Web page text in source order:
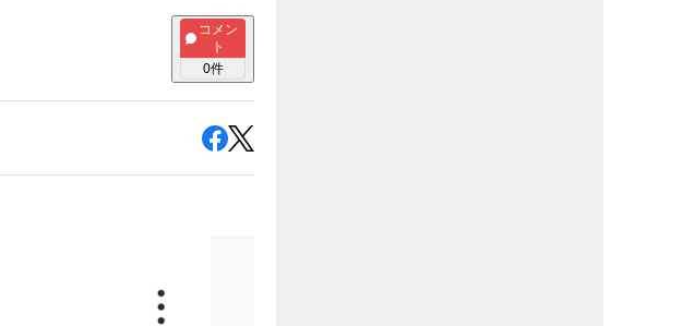
コメン
ト
0件